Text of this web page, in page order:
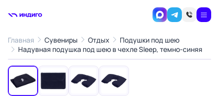
Главная Сувениры Отдых
Подушки под шею
Надувная подушка под шею в чехле Sleep, темно-синяя
‹ ›
1/4